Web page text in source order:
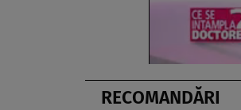
RECOMANDĂRI